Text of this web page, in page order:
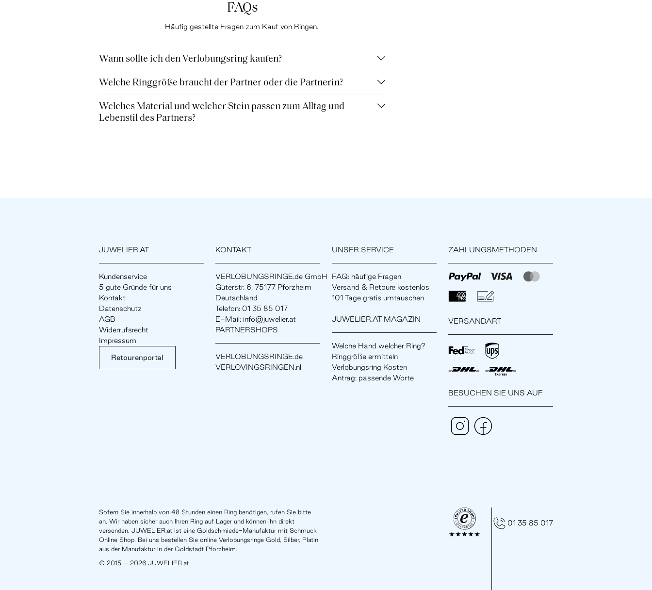
FAQs
Häufig gestellte Fragen zum Kauf von Ringen.
Wann sollte ich den Verlobungsring kaufen?
Welche Ringgröße braucht der Partner oder die Partnerin?
Welches Material und welcher Stein passen zum Alltag und
Lebenstil des Partners?
JUWELIER.AT
Kundenservice
5 gute Gründe für uns
Kontakt
Datenschutz
AGB
Widerrufsrecht
Impressum
Retourenportal
KONTAKT
VERLOBUNGSRINGE.de GmbH
Güterstr. 6, 75177 Pforzheim
Deutschland
Telefon: 01 35 85 017
E-Mail: info@juwelier.at
PARTNERSHOPS
VERLOBUNGSRINGE.de
VERLOVINGSRINGEN.nl
UNSER SERVICE
FAQ: häufige Fragen
Versand & Retoure kostenlos
101 Tage gratis umtauschen
JUWELIER.AT MAGAZIN
Welche Hand welcher Ring?
Ringgröße ermitteln
Verlobungsring Kosten
Antrag: passende Worte
ZAHLUNGSMETHODEN
VERSANDART
BESUCHEN SIE UNS AUF
Sofern Sie innerhalb von 48 Stunden einen Ring benötigen, rufen Sie bitte
an. Wir haben sicher auch Ihren Ring auf Lager und können ihn direkt
versenden. JUWELIER.at ist eine Goldschmiede-Manufaktur mit Schmuck
Online Shop. Bei uns bestellen Sie online Verlobungsringe Gold, Silber, Platin
aus der Manufaktur in der Goldstadt Pforzheim.
© 2015 – 2026 JUWELIER.at
01 35 85 017